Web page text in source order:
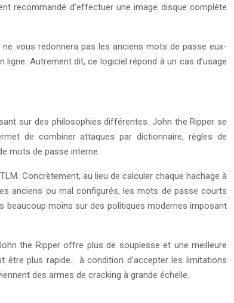
recommandé d’effectuer une image disque complète
vous redonnera pas les anciens mots de passe eux-
Autrement dit, ce logiciel répond à un cas d’usage
sur des philosophies différentes. John the Ripper se
de combiner attaques par dictionnaire, règles de
mots de passe interne.
Concrètement, au lieu de calculer chaque hachage à
anciens ou mal configurés, les mots de passe courts
beaucoup moins sur des politiques modernes imposant
the Ripper offre plus de souplesse et une meilleure
plus rapide… à condition d’accepter les limitations
des armes de cracking à grande échelle.